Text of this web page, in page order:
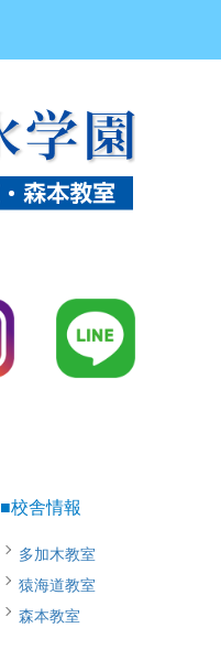
■校舎情報
多加木教室
猿海道教室
森本教室